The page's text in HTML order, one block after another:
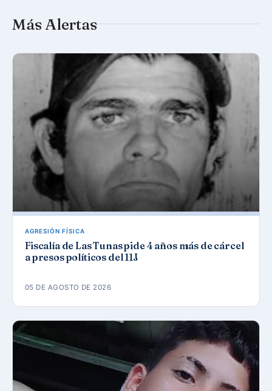
Más Alertas
AGRESIÓN FÍSICA
Fiscalía de Las Tunas pide 4 años más de cárcel
a presos políticos del 11J
05 DE AGOSTO DE 2026